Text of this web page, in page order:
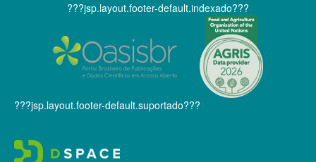
???jsp.layout.footer-default.indexado???
???jsp.layout.footer-default.suportado???